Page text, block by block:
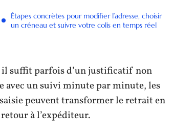
Étapes concrètes pour modifier l’adresse, choisir
un créneau et suivre votre colis en temps réel
il suffit parfois d’un justificatif non
avec un suivi minute par minute, les
peuvent transformer le retrait en
à l’expéditeur.